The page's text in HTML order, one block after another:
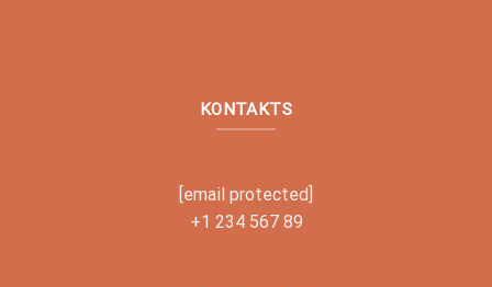
KONTAKTS
[email protected]
+1 234 567 89